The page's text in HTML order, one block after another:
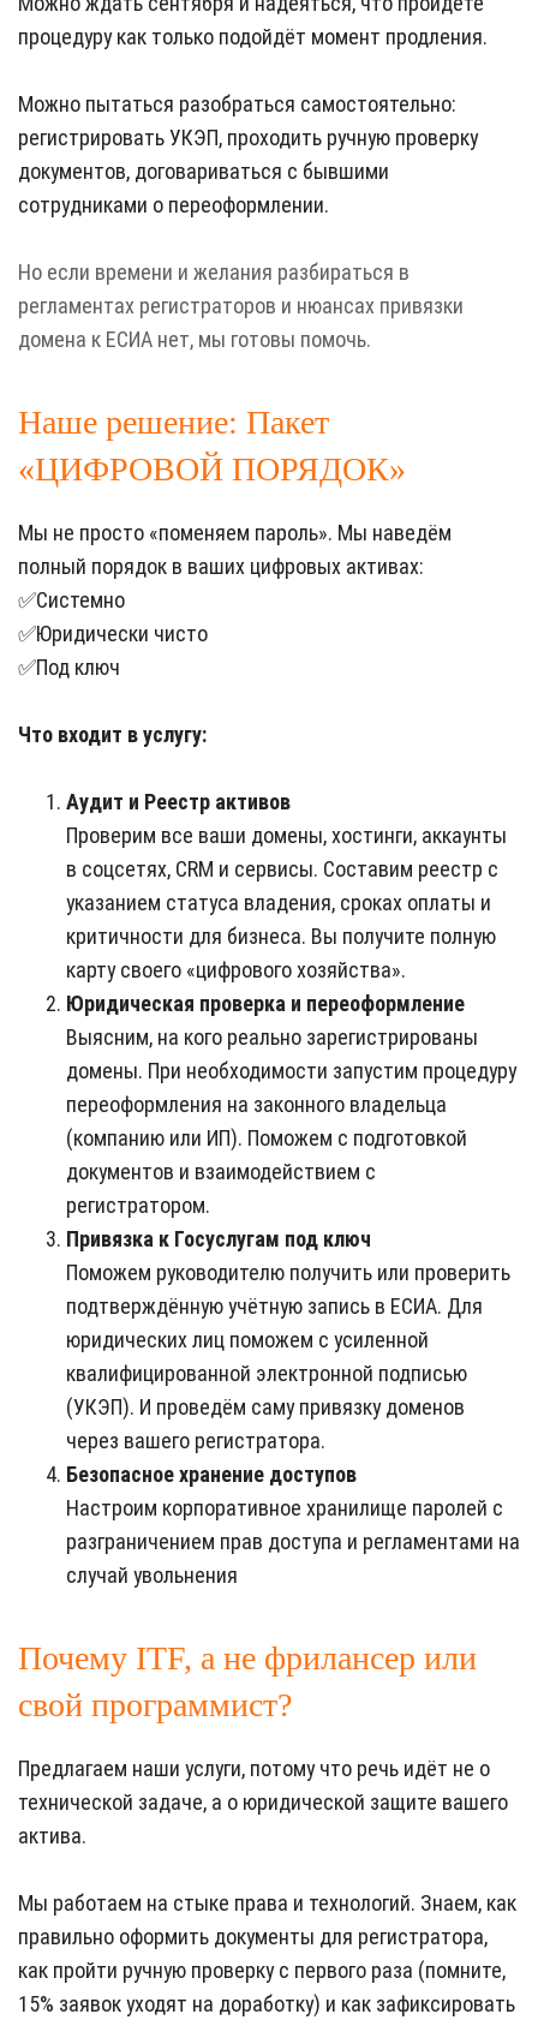
процедуру как только подойдёт момент продления.
Можно пытаться разобраться самостоятельно:
регистрировать УКЭП, проходить ручную проверку
документов, договариваться с бывшими
сотрудниками о переоформлении.
Но если времени и желания разбираться в
регламентах регистраторов и нюансах привязки
домена к ЕСИА нет, мы готовы помочь.
Наше решение: Пакет
«ЦИФРОВОЙ ПОРЯДОК»
Мы не просто «поменяем пароль». Мы наведём
полный порядок в ваших цифровых активах:
✅Системно
✅Юридически чисто
✅Под ключ
Что входит в услугу:
Аудит и Реестр активов
Проверим все ваши домены, хостинги, аккаунты
в соцсетях, CRM и сервисы. Составим реестр с
указанием статуса владения, сроках оплаты и
критичности для бизнеса. Вы получите полную
карту своего «цифрового хозяйства».
Юридическая проверка и переоформление
Выясним, на кого реально зарегистрированы
домены. При необходимости запустим процедуру
переоформления на законного владельца
(компанию или ИП). Поможем с подготовкой
документов и взаимодействием с
регистратором.
Привязка к Госуслугам под ключ
Поможем руководителю получить или проверить
подтверждённую учётную запись в ЕСИА. Для
юридических лиц поможем с усиленной
квалифицированной электронной подписью
(УКЭП). И проведём саму привязку доменов
через вашего регистратора.
Безопасное хранение доступов
Настроим корпоративное хранилище паролей с
разграничением прав доступа и регламентами на
случай увольнения
Почему ITF, а не фрилансер или
свой программист?
Предлагаем наши услуги, потому что речь идёт не о
технической задаче, а о юридической защите вашего
актива.
Мы работаем на стыке права и технологий. Знаем, как
правильно оформить документы для регистратора,
как пройти ручную проверку с первого раза (помните,
15% заявок уходят на доработку) и как зафиксировать